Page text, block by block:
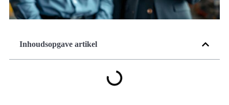
Inhoudsopgave artikel